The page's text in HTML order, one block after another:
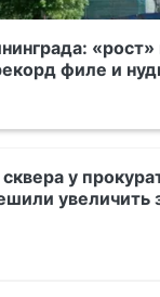
филе и
у
увеличить